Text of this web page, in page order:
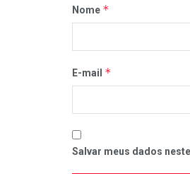
Nome *
E-mail *
Salvar meus dados